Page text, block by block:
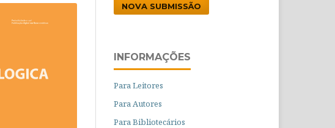
NOVA SUBMISSÃO
INFORMAÇÕES
Para Leitores
Para Autores
Para Bibliotecários